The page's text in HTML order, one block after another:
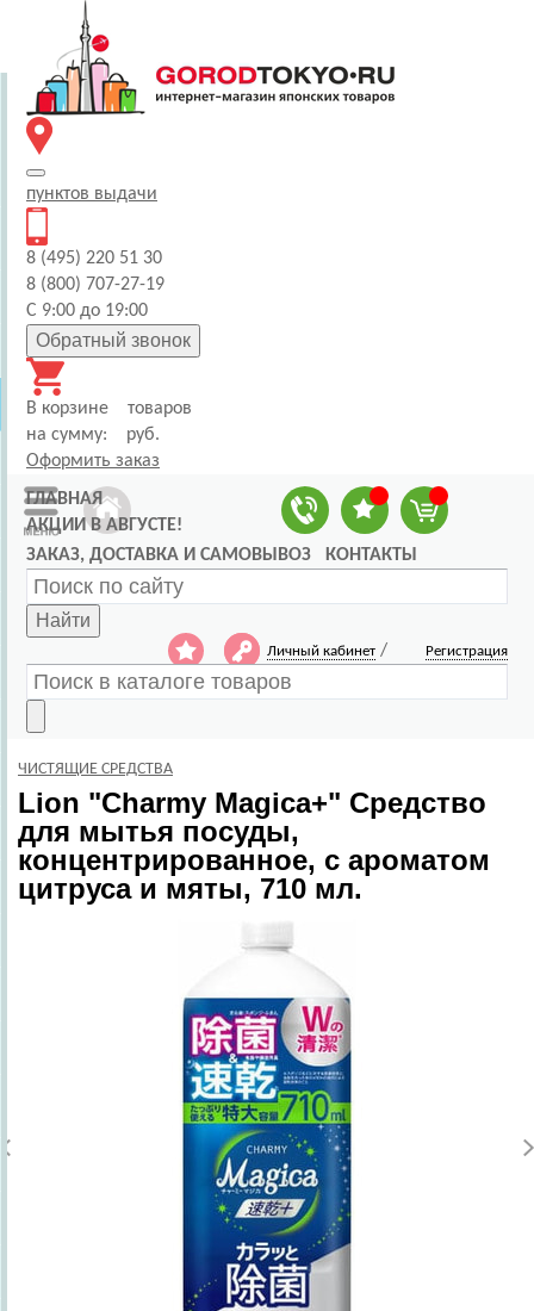
пунктов выдачи
8 (495) 220 51 30
8 (800) 707-27-19
С 9:00 до 19:00
Обратный звонок
В корзине
товаров
на сумму:
руб.
Оформить заказ
ГЛАВНАЯ
АКЦИИ В АВГУСТЕ!
ЗАКАЗ, ДОСТАВКА И САМОВЫВОЗ
КОНТАКТЫ
Найти
Личный кабинет / Регистрация
ЧИСТЯЩИЕ СРЕДСТВА
Lion "Charmy Magica+" Средство
для мытья посуды,
концентрированное, с ароматом
цитруса и мяты, 710 мл.